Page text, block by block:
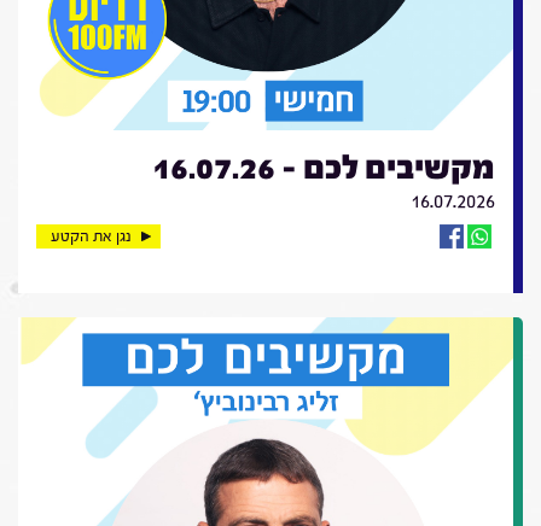
מקשיבים לכם - 16.07.26
16.07.2026
נגן את הקטע